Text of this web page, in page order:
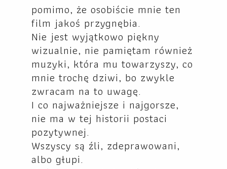
pomimo, że osobiście mnie ten
film jakoś przygnębia.
Nie jest wyjątkowo piękny
wizualnie, nie pamiętam również
muzyki, która mu towarzyszy, co
mnie trochę dziwi, bo zwykle
zwracam na to uwagę.
I co najważniejsze i najgorsze,
nie ma w tej historii postaci
pozytywnej.
Wszyscy są źli, zdeprawowani,
albo głupi.